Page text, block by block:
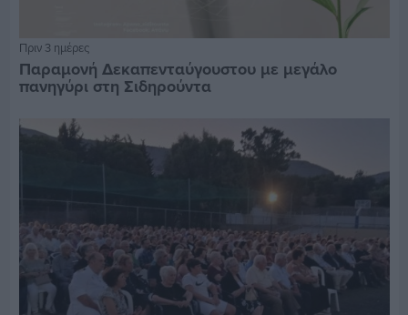
Πριν 3 ημέρες
Παραμονή Δεκαπενταύγουστου με μεγάλο
πανηγύρι στη Σιδηρούντα